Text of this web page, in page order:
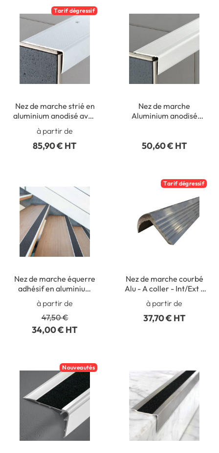
Tarif dégressif
Nez de marche strié en
aluminium anodisé avec
long. 3 m
à partir de
85,90 € HT
Nez de marche
Aluminium anodisé
mètres
50,60 € HT
Nez de marche équerre
adhésif en aluminium
avec insert
antidérapant
à partir de
47,50 €
34,00 € HT
Tarif dégressif
Nez de marche courbé
Alu - A coller - Int/Ext -
Long 2000 x larg 30
mm - Gamme éco
à partir de
37,70 € HT
Nouveautés